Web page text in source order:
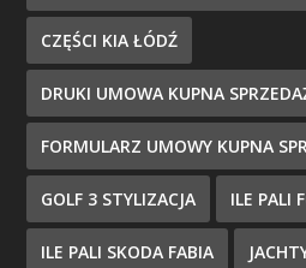
CZĘŚCI KIA ŁÓDŹ
DRUKI UMOWA KUPNA
FORMULARZ UMOWY KUPNA
GOLF 3 STYLIZACJA ILE PALI
ILE PALI SKODA FABIA